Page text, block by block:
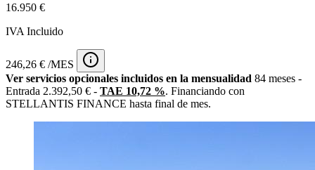
16.950 €
IVA Incluido
246,26 € /MES
Ver servicios opcionales incluidos en la mensualidad 84 meses -
Entrada 2.392,50 € - TAE 10,72 %. Financiando con
STELLANTIS FINANCE hasta final de mes.